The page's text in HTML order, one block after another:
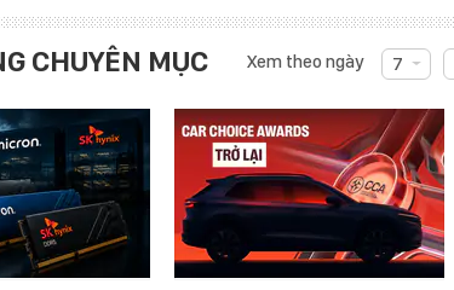
CHUYÊN MỤC Xem theo ngày 7